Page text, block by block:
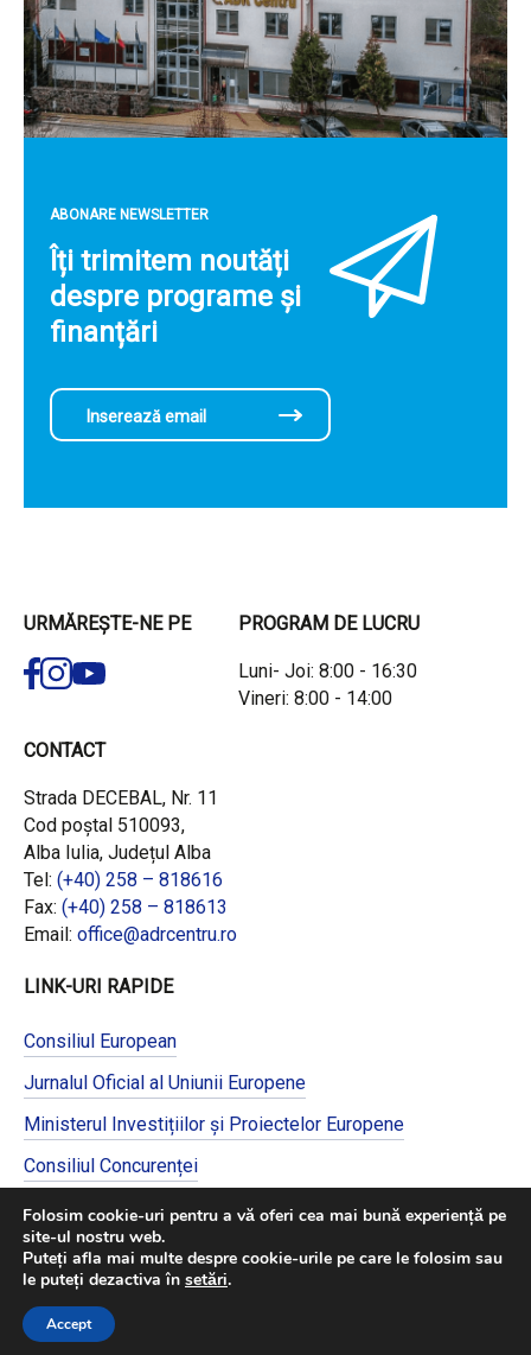
ABONARE NEWSLETTER
Îți trimitem noutăți
despre programe și
finanțări
URMĂREȘTE-NE PE PROGRAM DE LUCRU
Luni- Joi: 8:00 - 16:30
Vineri: 8:00 - 14:00
CONTACT
Strada DECEBAL, Nr. 11
Cod poștal 510093,
Alba Iulia, Județul Alba
Tel: (+40) 258 – 818616
Fax: (+40) 258 – 818613
Email: office@adrcentru.ro
LINK-URI RAPIDE
Consiliul European
Jurnalul Oficial al Uniunii Europene
Ministerul Investițiilor și Proiectelor Europene
Consiliul Concurenței
programe cofinanțate de Uniunea Europeană,
vă invităm să vizitațihttps://mfe.gov.ro/
Folosim cookie-uri pentru a vă oferi cea mai bună experiență pe
site-ul nostru web.
Puteți afla mai multe despre cookie-urile pe care le folosim sau
le puteți dezactiva în setări.
Accept